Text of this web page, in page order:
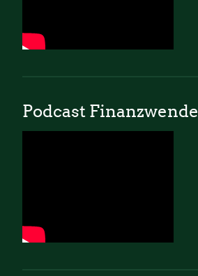
Podcast Finanzwende